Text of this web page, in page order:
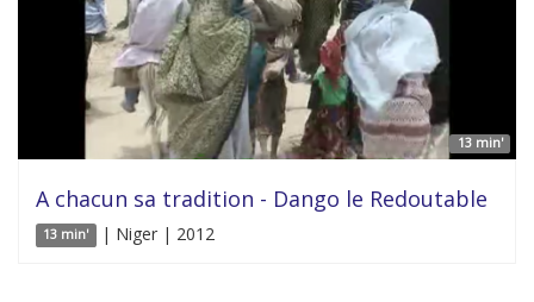
13 min'
A chacun sa tradition - Dango le Redoutable
13 min' | Niger | 2012